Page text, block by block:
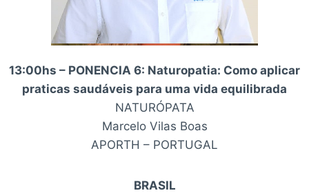
13:00hs – PONENCIA 6: Naturopatia: Como aplicar
praticas saudáveis para uma vida equilibrada
NATURÓPATA
Marcelo Vilas Boas
APORTH – PORTUGAL
BRASIL